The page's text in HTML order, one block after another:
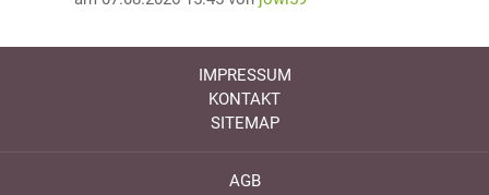
IMPRESSUM
KONTAKT
SITEMAP
AGB